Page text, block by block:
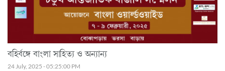
বহির্বঙ্গে বাংলা সাহিত্য ও অন্যান্য
24 July, 2025 - 05:25:00 PM